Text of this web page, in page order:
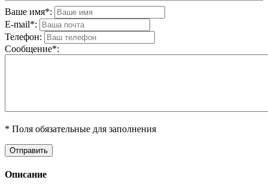
Ваше имя*:
E-mail*:
Телефон:
Cообщениe*:
* Поля обязательные для заполнения
Описание